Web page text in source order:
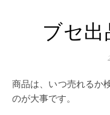
ブセ出
商品は、いつ売れるか検討が付かずとも売り場に並べておく
のが大事です。